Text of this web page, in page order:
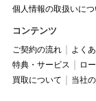
個人情報の取扱いにつ
コンテンツ
ご契約の流れ よく
特典・サービス
ロ
買取について
当社